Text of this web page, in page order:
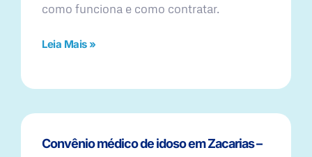
como funciona e como contratar.
Leia Mais »
Convênio médico de idoso em Zacarias –